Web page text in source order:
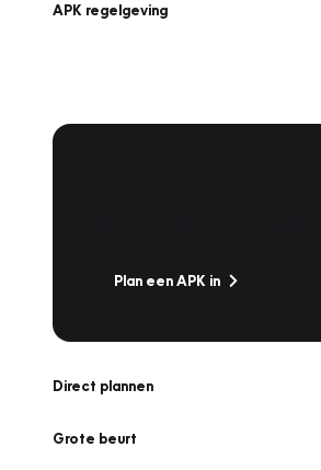
APK regelgeving
Plan een APK in
Direct plannen
Grote beurt